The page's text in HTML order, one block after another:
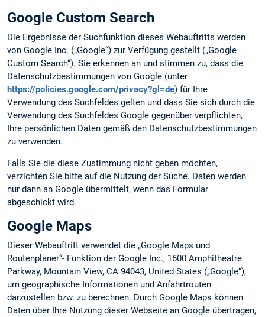
Google Custom Search
Die Ergebnisse der Suchfunktion dieses Webauftritts werden
von Google Inc. („Google“) zur Verfügung gestellt („Google
Custom Search“). Sie erkennen an und stimmen zu, dass die
Datenschutzbestimmungen von Google (unter
https://policies.google.com/privacy?gl=de) für Ihre
Verwendung des Suchfeldes gelten und dass Sie sich durch die
Verwendung des Suchfeldes Google gegenüber verpflichten,
Ihre persönlichen Daten gemäß den Datenschutzbestimmungen
zu verwenden.
Falls Sie die diese Zustimmung nicht geben möchten,
verzichten Sie bitte auf die Nutzung der Suche. Daten werden
nur dann an Google übermittelt, wenn das Formular
abgeschickt wird.
Google Maps
Dieser Webauftritt verwendet die „Google Maps und
Routenplaner“- Funktion der Google Inc., 1600 Amphitheatre
Parkway, Mountain View, CA 94043, United States („Google“),
um geographische Informationen und Anfahrtrouten
darzustellen bzw. zu berechnen. Durch Google Maps können
Daten über Ihre Nutzung dieser Webseite an Google übertragen,